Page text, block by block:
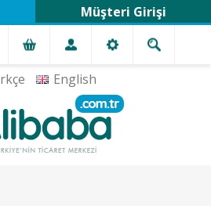
English
Müşteri Girişi